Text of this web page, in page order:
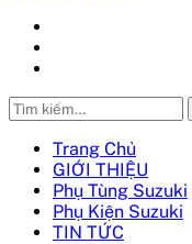
Trang Chủ
GIỚI THIỆU
Phụ Tùng Suzuki
Phụ Kiện Suzuki
TIN TỨC